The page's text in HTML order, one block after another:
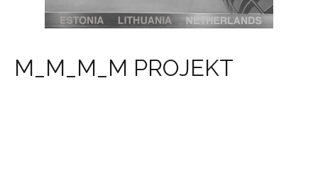
M_M_M_M PROJEKT